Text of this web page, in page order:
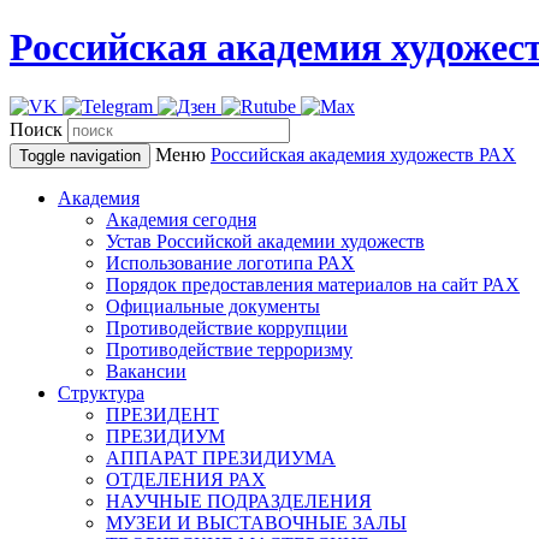
Российская академия
Поиск
Toggle navigation Меню Российская академия художеств РАХ
Академия
Академия сегодня
Устав Российской академии художеств
Использование логотипа РАХ
Порядок предоставления материалов на сайт РАХ
Официальные документы
Противодействие коррупции
Противодействие терроризму
Вакансии
Структура
ПРЕЗИДЕНТ
ПРЕЗИДИУМ
АППАРАТ ПРЕЗИДИУМА
ОТДЕЛЕНИЯ РАХ
НАУЧНЫЕ ПОДРАЗДЕЛЕНИЯ
МУЗЕИ И ВЫСТАВОЧНЫЕ ЗАЛЫ